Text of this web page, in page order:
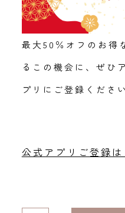
最大50％オフのお得
るこの機会に、ぜひ
プリにご登録ください
公式アプリご登録は